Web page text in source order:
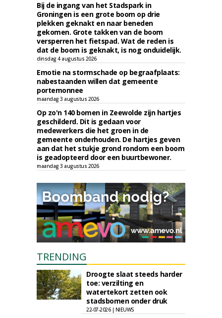
Bij de ingang van het Stadspark in
Groningen is een grote boom op drie
plekken geknakt en naar beneden
gekomen. Grote takken van de boom
versperren het fietspad. Wat de reden is
dat de boom is geknakt, is nog onduidelijk.
dinsdag 4 augustus 2026
Emotie na stormschade op begraafplaats:
nabestaanden willen dat gemeente
portemonnee
maandag 3 augustus 2026
Op zo'n 140 bomen in Zeewolde zijn hartjes
geschilderd. Dit is gedaan voor
medewerkers die het groen in de
gemeente onderhouden. De hartjes geven
aan dat het stukje grond rondom een boom
is geadopteerd door een buurtbewoner.
maandag 3 augustus 2026
TRENDING
Droogte slaat steeds harder
toe: verzilting en
watertekort zetten ook
stadsbomen onder druk
22-07-2026 | NIEUWS